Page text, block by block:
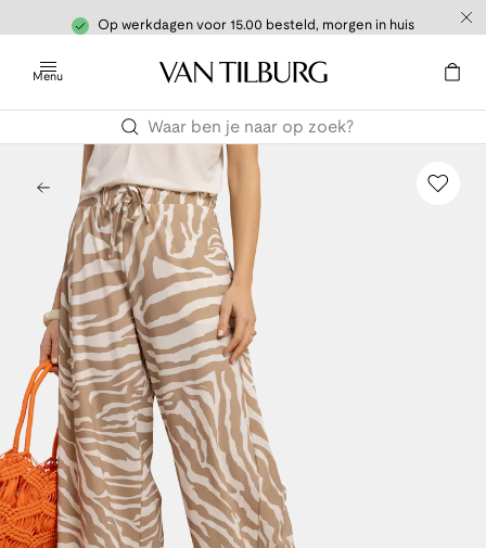
Op werkdagen voor 15.00 besteld, morgen in huis
Menu